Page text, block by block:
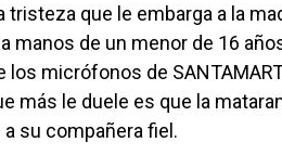
que le embarga a la
manos de un menor de 16
los micrófonos de
más le duele es que la
su compañera fiel.